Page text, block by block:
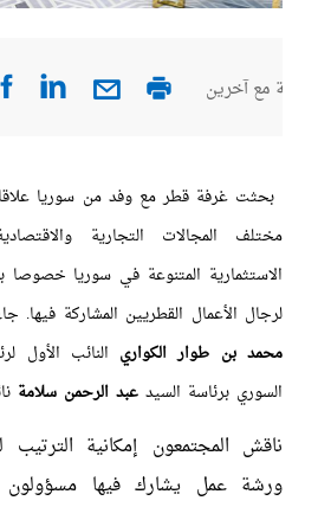
مع آخرين
بحثت غرفة قطر مع وفد من سوريا
مختلف المجالات التجارية
الاستثمارية المتنوعة في سوريا
لرجال الأعمال القطريين المشاركة فيها.
محمد بن طوار الكواري النائب الأول
السوري برئاسة السيد عبد الرحمن سلامة
ناقش المجتمعون إمكانية
ورشة عمل يشارك فيها